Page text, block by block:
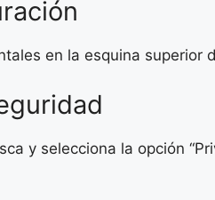
en la esquina superior
y selecciona la opción